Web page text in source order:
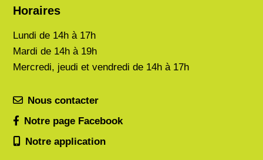
Horaires
Lundi de 14h à 17h
Mardi de 14h à 19h
Mercredi, jeudi et vendredi de 14h à 17h
Nous contacter
Notre page Facebook
Notre application